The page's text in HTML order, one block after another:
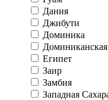
Дания
Джибути
Доминика
Египет
Заир
Замбия
Западная